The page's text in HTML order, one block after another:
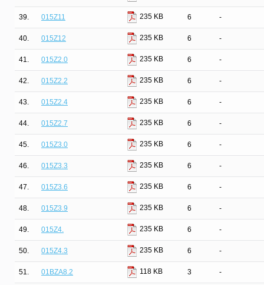
39. 015Z11 235 KB 6 -
40. 015Z12 235 KB 6 -
41. 015Z2.0 235 KB 6 -
42. 015Z2.2 235 KB 6 -
43. 015Z2.4 235 KB 6 -
44. 015Z2.7 235 KB 6 -
45. 015Z3.0 235 KB 6 -
46. 015Z3.3 235 KB 6 -
47. 015Z3.6 235 KB 6 -
48. 015Z3.9 235 KB 6 -
49. 015Z4. 235 KB 6 -
50. 015Z4.3 235 KB 6 -
51. 01BZA8.2 118 KB 3 -